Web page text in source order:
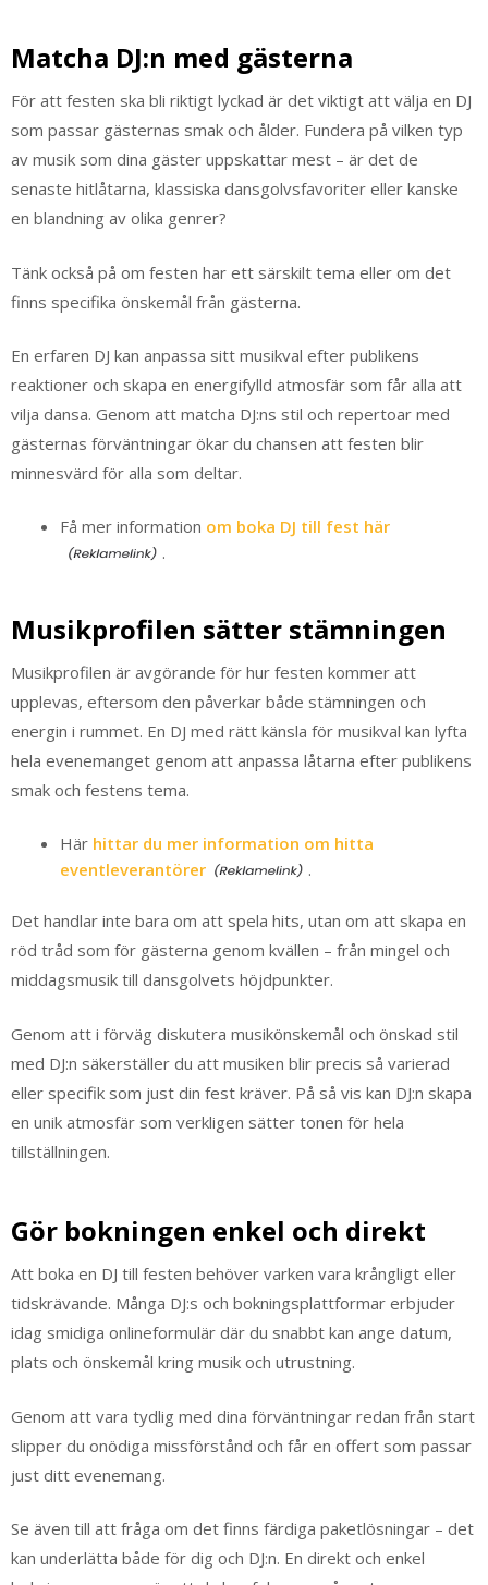
Matcha DJ:n med gästerna
För att festen ska bli riktigt lyckad är det viktigt att välja en DJ
som passar gästernas smak och ålder. Fundera på vilken typ
av musik som dina gäster uppskattar mest – är det de
senaste hitlåtarna, klassiska dansgolvsfavoriter eller kanske
en blandning av olika genrer?
Tänk också på om festen har ett särskilt tema eller om det
finns specifika önskemål från gästerna.
En erfaren DJ kan anpassa sitt musikval efter publikens
reaktioner och skapa en energifylld atmosfär som får alla att
vilja dansa. Genom att matcha DJ:ns stil och repertoar med
gästernas förväntningar ökar du chansen att festen blir
minnesvärd för alla som deltar.
Få mer information om boka DJ till fest här
.
Musikprofilen sätter stämningen
Musikprofilen är avgörande för hur festen kommer att
upplevas, eftersom den påverkar både stämningen och
energin i rummet. En DJ med rätt känsla för musikval kan lyfta
hela evenemanget genom att anpassa låtarna efter publikens
smak och festens tema.
Här hittar du mer information om hitta
eventleverantörer
.
Det handlar inte bara om att spela hits, utan om att skapa en
röd tråd som för gästerna genom kvällen – från mingel och
middagsmusik till dansgolvets höjdpunkter.
Genom att i förväg diskutera musikönskemål och önskad stil
med DJ:n säkerställer du att musiken blir precis så varierad
eller specifik som just din fest kräver. På så vis kan DJ:n skapa
en unik atmosfär som verkligen sätter tonen för hela
tillställningen.
Gör bokningen enkel och direkt
Att boka en DJ till festen behöver varken vara krångligt eller
tidskrävande. Många DJ:s och bokningsplattformar erbjuder
idag smidiga onlineformulär där du snabbt kan ange datum,
plats och önskemål kring musik och utrustning.
Genom att vara tydlig med dina förväntningar redan från start
slipper du onödiga missförstånd och får en offert som passar
just ditt evenemang.
Se även till att fråga om det finns färdiga paketlösningar – det
kan underlätta både för dig och DJ:n. En direkt och enkel